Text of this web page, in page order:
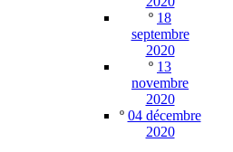
º 18
septembre
2020
º 13
novembre
2020
º 04 décembre
2020